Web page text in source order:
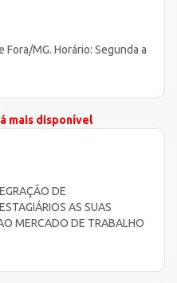
MG. Horário: Segunda a
mais disponível
DE
AS SUAS
MERCADO DE TRABALHO